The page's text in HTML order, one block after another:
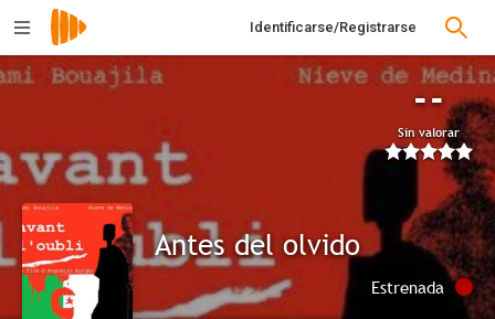
Identificarse/Registrarse
--
Sin valorar
Antes del olvido
Estrenada